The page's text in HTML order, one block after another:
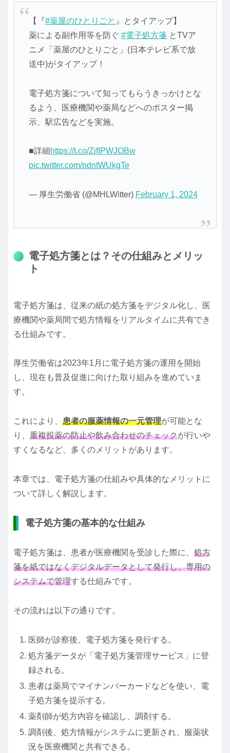
【『#薬屋のひとりごと 』とタイアップ】
薬による副作用等を防ぐ #電子処方箋とTVア
ニメ「薬屋のひとりごと」(日本テレビ系で放
送中)がタイアップ！
電子処方箋について知ってもらうきっかけとな
るよう、医療機関や薬局などへのポスター掲
示、駅広告などを実施。
■詳細https://t.co/ZjfIPWJOBw
pic.twitter.com/ndntWUkgTe
— 厚生労働省 (@MHLWitter) February 1, 2024
電子処方箋とは？その仕組みとメリッ
ト
電子処方箋は、従来の紙の処方箋をデジタル化し、医
療機関や薬局間で処方情報をリアルタイムに共有でき
る仕組みです。
厚生労働省は2023年1月に電子処方箋の運用を開始
し、現在も普及促進に向けた取り組みを進めていま
す。
これにより、 患者の服薬情報の一元管理が可能とな
り、 重複投薬の防止や飲み合わせのチェックが行いや
すくなるなど、多くのメリットがあります。
本章では、電子処方箋の仕組みや具体的なメリットに
ついて詳しく解説します。
電子処方箋の基本的な仕組み
電子処方箋は、患者が医療機関を受診した際に、 処方
箋を紙ではなくデジタルデータとして発行し、専用の
システムで管理する仕組みです。
その流れは以下の通りです。
医師が診察後、電子処方箋を発行する。
処方箋データが「電子処方箋管理サービス」に登
録される。
患者は薬局でマイナンバーカードなどを使い、電
子処方箋を提示する。
薬剤師が処方内容を確認し、調剤する。
調剤後、処方情報がシステムに更新され、服薬状
況を医療機関と共有できる。